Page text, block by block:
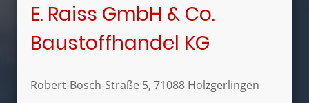
E. Raiss GmbH & Co.
Baustoffhandel KG
Robert-Bosch-Straße 5, 71088 Holzgerlingen